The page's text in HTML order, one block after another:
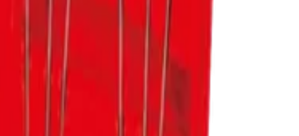
прочными и долговечными.
стандартов по лучшей цене.